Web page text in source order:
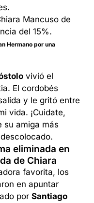
Hermano por una
vivió el
El cordobés
y le gritó entre
vida. ¡Cuidate,
su amiga más
eliminada en
de Chiara
favorita, los
en apuntar
porSantiago